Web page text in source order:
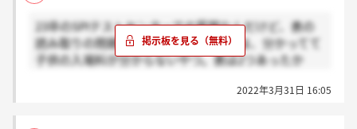
23卒のSPIテストセンターでの質問なんだけど、表の
読み取りの問題で大人と学生の入場料は、分かってて
子供の入場料が分からないやつ。表は2つあったか
るんだけど、4タブ式だったかどうかが怪しくて、だ
2022年3月31日 16:05